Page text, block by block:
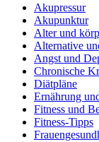
Akupressur
Akupunktur
Alter und
Alternative
Angst und
Chronische
Diätpläne
Ernährung
Fitness und
Fitness-Tipps